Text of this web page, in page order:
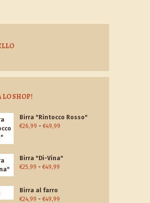
SHOP!
Birra "Rintocco Rosso"
€26,99 - €49,99
€26,99
Birra "Di-Vina"
€25,99 - €49,99
Birra al farro
€24,99 - €49,99